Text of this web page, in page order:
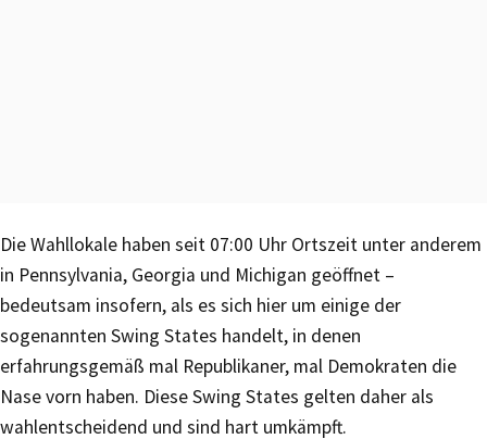
Die Wahllokale haben seit 07:00 Uhr Ortszeit unter anderem
in Pennsylvania, Georgia und Michigan geöffnet –
bedeutsam insofern, als es sich hier um einige der
sogenannten Swing States handelt, in denen
erfahrungsgemäß mal Republikaner, mal Demokraten die
Nase vorn haben. Diese Swing States gelten daher als
wahlentscheidend und sind hart umkämpft.